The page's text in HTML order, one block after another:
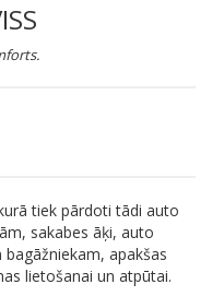
tiek pārdoti tādi auto
sakabes āķi, auto
apakšas
lietošanai un atpūtai.